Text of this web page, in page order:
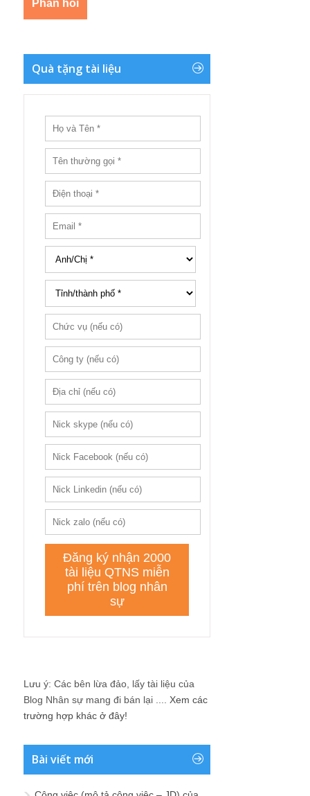
Quà tặng tài liệu
Lưu ý: Các bên lừa đảo, lấy tài liệu của
Blog Nhân sự mang đi bán lại .... Xem các
trường hợp khác ở đây!
Bài viết mới